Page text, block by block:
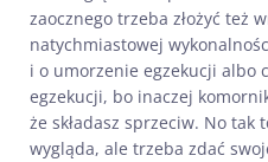
zaocznego trzeba złożyć też
natychmiastowej
i o umorzenie egzekucji albo
egzekucji, bo inaczej
że składasz sprzeciw. No tak
wygląda, ale trzeba zdać